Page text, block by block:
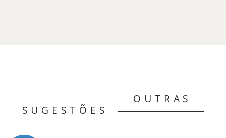
OUTRAS
SUGESTÕES